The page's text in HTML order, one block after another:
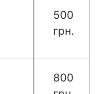
500
грн.
800